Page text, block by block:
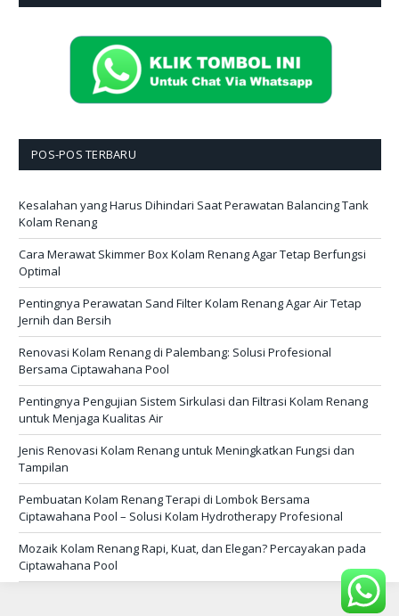
POS-POS TERBARU
Kesalahan yang Harus Dihindari Saat Perawatan Balancing Tank
Kolam Renang
Cara Merawat Skimmer Box Kolam Renang Agar Tetap Berfungsi
Optimal
Pentingnya Perawatan Sand Filter Kolam Renang Agar Air Tetap
Jernih dan Bersih
Renovasi Kolam Renang di Palembang: Solusi Profesional
Bersama Ciptawahana Pool
Pentingnya Pengujian Sistem Sirkulasi dan Filtrasi Kolam Renang
untuk Menjaga Kualitas Air
Jenis Renovasi Kolam Renang untuk Meningkatkan Fungsi dan
Tampilan
Pembuatan Kolam Renang Terapi di Lombok Bersama
Ciptawahana Pool – Solusi Kolam Hydrotherapy Profesional
Mozaik Kolam Renang Rapi, Kuat, dan Elegan? Percayakan pada
Ciptawahana Pool